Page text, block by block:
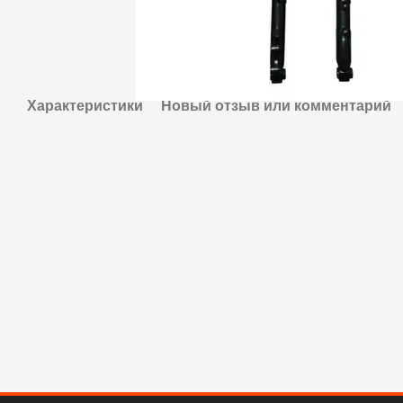
Характеристики Новый отзыв или комментарий